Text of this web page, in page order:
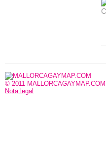
© 2011 MALLORCAGAYMAP.COM
Nota legal